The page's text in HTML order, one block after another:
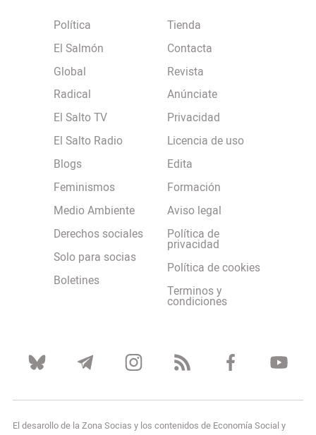
Política
El Salmón
Global
Radical
El Salto TV
El Salto Radio
Blogs
Feminismos
Medio Ambiente
Derechos sociales
Solo para socias
Boletines
Tienda
Contacta
Revista
Anúnciate
Privacidad
Licencia de uso
Edita
Formación
Aviso legal
Política de
privacidad
Política de cookies
Terminos y
condiciones
El desarollo de la Zona Socias y los contenidos de Economía Social y